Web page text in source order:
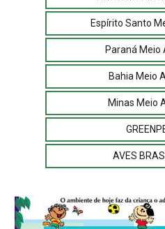
Espírito Santo
Paraná Meio
Bahia Meio
Minas Meio
AVES